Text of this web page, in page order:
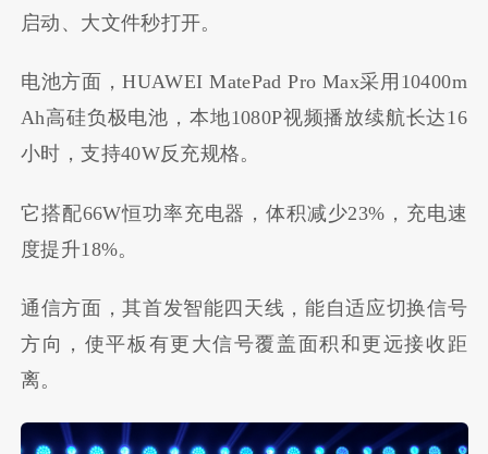
启动、大文件秒打开。
电池方面，HUAWEI MatePad Pro Max采用10400m
Ah高硅负极电池，本地1080P视频播放续航长达16
小时，支持40W反充规格。
它搭配66W恒功率充电器，体积减少23%，充电速
度提升18%。
通信方面，其首发智能四天线，能自适应切换信号
方向，使平板有更大信号覆盖面积和更远接收距
离。